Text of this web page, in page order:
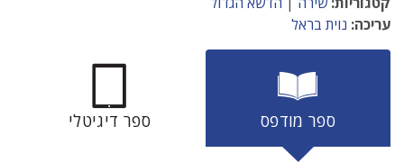
עריכה: נוית בראל
ספר מודפס ספר דיגיטלי